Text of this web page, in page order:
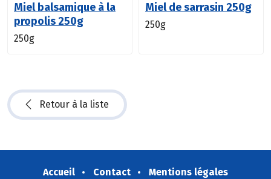
Miel balsamique à la
propolis 250g
250g
Miel de sarrasin 250g
250g
Retour à la liste
Accueil Contact
Mentions légales